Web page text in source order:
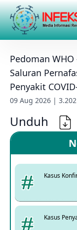
Pedoman
Saluran
Penyakit
09 Aug 2026 |
Unduh
Kasus
Kasus